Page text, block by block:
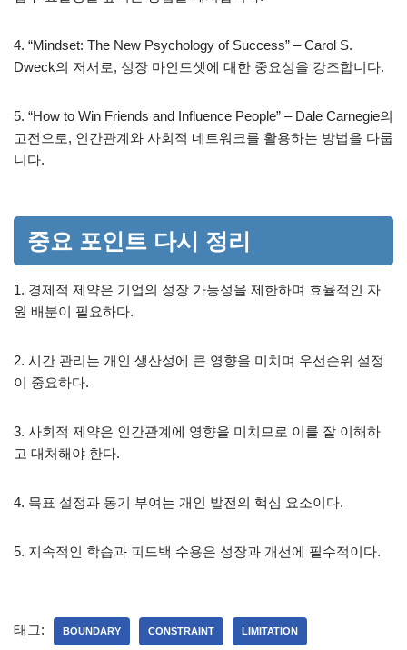
4. “Mindset: The New Psychology of Success” – Carol S.
Dweck의 저서로, 성장 마인드셋에 대한 중요성을 강조합니다.
5. “How to Win Friends and Influence People” – Dale Carnegie의
고전으로, 인간관계와 사회적 네트워크를 활용하는 방법을 다룹
니다.
중요 포인트 다시 정리
1. 경제적 제약은 기업의 성장 가능성을 제한하며 효율적인 자
원 배분이 필요하다.
2. 시간 관리는 개인 생산성에 큰 영향을 미치며 우선순위 설정
이 중요하다.
3. 사회적 제약은 인간관계에 영향을 미치므로 이를 잘 이해하
고 대처해야 한다.
4. 목표 설정과 동기 부여는 개인 발전의 핵심 요소이다.
5. 지속적인 학습과 피드백 수용은 성장과 개선에 필수적이다.
태그: BOUNDARY CONSTRAINT LIMITATION